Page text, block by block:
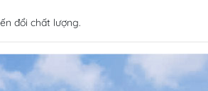
đổi chất lượng.